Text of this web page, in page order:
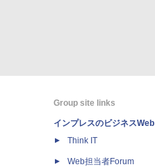
Group site links
インプレスのビジネスWeb
Think IT
Web担当者Forum